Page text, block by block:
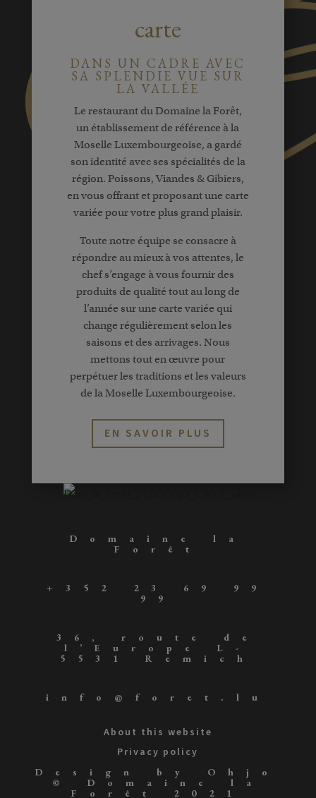
carte
DANS UN CADRE AVEC
SA SPLENDIE VUE SUR
LA VALLÉE
Le restaurant du Domaine la Forêt,
un établissement de référence à la
Moselle Luxembourgeoise, a gardé
son identité avec ses spécialités de la
région. Poissons, Viandes & Gibiers,
en vous offrant et proposant une carte
variée pour votre plus grand plaisir.
Toute notre équipe se consacre à
répondre au mieux à vos attentes, le
chef s’engage à vous fournir des
produits de qualité tout au long de
l’année sur une carte variée qui
change régulièrement selon les
saisons et des arrivages. Nous
mettons tout en œuvre pour
perpétuer les traditions et les valeurs
de la Moselle Luxembourgeoise.
EN SAVOIR PLUS
Domaine la
Forêt
+352 23 69 99
99
36, route de
l’Europe L-
5531 Remich
info@foret.lu
About this website
Privacy policy
Design by Ohjo
© Domaine la
Forêt 2021